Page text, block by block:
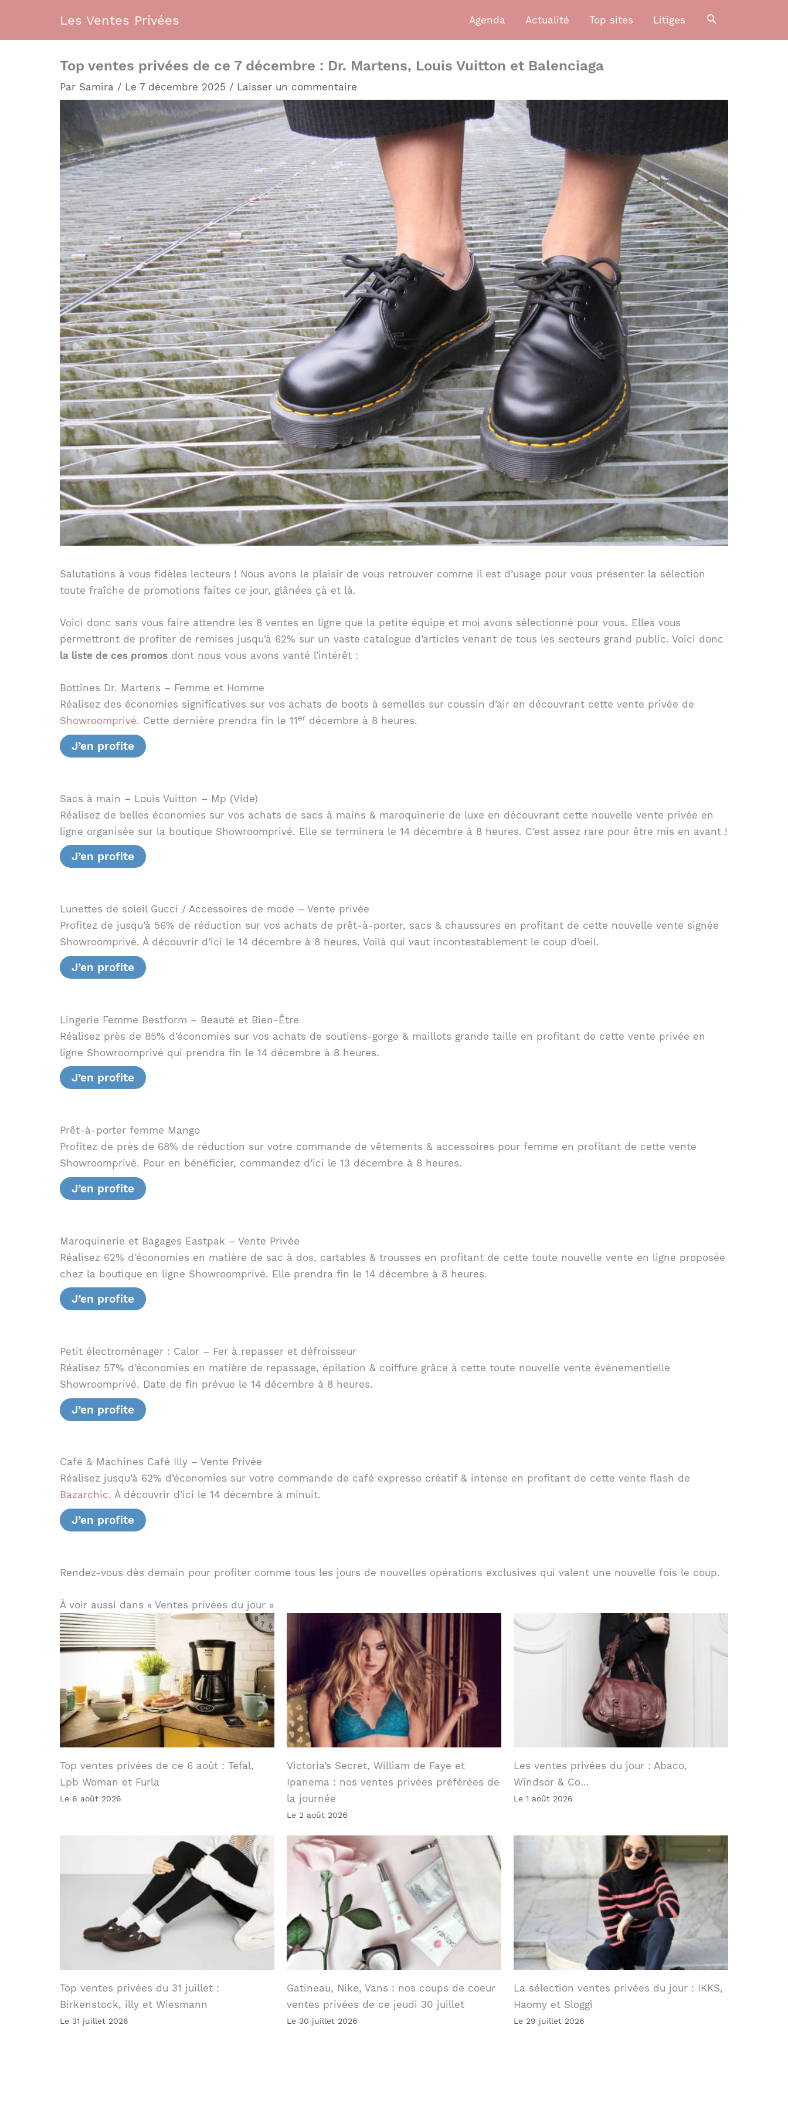
contenu
Les Ventes Privées Agenda Actualité Top sites Litiges
Top ventes privées de ce 7 décembre : Dr. Martens, Louis Vuitton et Balenciaga
Par Samira / Le 7 décembre 2025 / Laisser un commentaire
Salutations à vous fidèles lecteurs ! Nous avons le plaisir de vous retrouver comme il est d’usage pour vous présenter la sélection
toute fraîche de promotions faites ce jour, glânées çà et là.
Voici donc sans vous faire attendre les 8 ventes en ligne que la petite équipe et moi avons sélectionné pour vous. Elles vous
permettront de profiter de remises jusqu’à 62% sur un vaste catalogue d’articles venant de tous les secteurs grand public. Voici donc
la liste de ces promos dont nous vous avons vanté l’intérêt :
Bottines Dr. Martens – Femme et Homme
Réalisez des économies significatives sur vos achats de boots à semelles sur coussin d’air en découvrant cette vente privée de
Showroomprivé. Cette dernière prendra fin le 11er décembre à 8 heures.
J’en profite
Sacs à main – Louis Vuitton – Mp (Vide)
Réalisez de belles économies sur vos achats de sacs à mains & maroquinerie de luxe en découvrant cette nouvelle vente privée en
ligne organisée sur la boutique Showroomprivé. Elle se terminera le 14 décembre à 8 heures. C’est assez rare pour être mis en avant !
J’en profite
Lunettes de soleil Gucci / Accessoires de mode – Vente privée
Profitez de jusqu’à 56% de réduction sur vos achats de prêt-à-porter, sacs & chaussures en profitant de cette nouvelle vente signée
Showroomprivé. À découvrir d’ici le 14 décembre à 8 heures. Voilà qui vaut incontestablement le coup d’oeil.
J’en profite
Lingerie Femme Bestform – Beauté et Bien-Être
Réalisez près de 85% d’économies sur vos achats de soutiens-gorge & maillots grande taille en profitant de cette vente privée en
ligne Showroomprivé qui prendra fin le 14 décembre à 8 heures.
J’en profite
Prêt-à-porter femme Mango
Profitez de près de 68% de réduction sur votre commande de vêtements & accessoires pour femme en profitant de cette vente
Showroomprivé. Pour en bénéficier, commandez d’ici le 13 décembre à 8 heures.
J’en profite
Maroquinerie et Bagages Eastpak – Vente Privée
Réalisez 62% d’économies en matière de sac à dos, cartables & trousses en profitant de cette toute nouvelle vente en ligne proposée
chez la boutique en ligne Showroomprivé. Elle prendra fin le 14 décembre à 8 heures.
J’en profite
Petit électroménager : Calor – Fer à repasser et défroisseur
Réalisez 57% d’économies en matière de repassage, épilation & coiffure grâce à cette toute nouvelle vente événementielle
Showroomprivé. Date de fin prévue le 14 décembre à 8 heures.
J’en profite
Café & Machines Café Illy – Vente Privée
Réalisez jusqu’à 62% d’économies sur votre commande de café expresso créatif & intense en profitant de cette vente flash de
Bazarchic. À découvrir d’ici le 14 décembre à minuit.
J’en profite
Rendez-vous dès demain pour profiter comme tous les jours de nouvelles opérations exclusives qui valent une nouvelle fois le coup.
À voir aussi dans « Ventes privées du jour »
Top ventes privées de ce 6 août : Tefal,
Lpb Woman et Furla
Le 6 août 2026
Victoria’s Secret, William de Faye et
Ipanema : nos ventes privées préférées de
la journée
Le 2 août 2026
Les ventes privées du jour : Abaco,
Windsor & Co…
Le 1 août 2026
Top ventes privées du 31 juillet :
Birkenstock, illy et Wiesmann
Le 31 juillet 2026
Gatineau, Nike, Vans : nos coups de coeur
ventes privées de ce jeudi 30 juillet
Le 30 juillet 2026
La sélection ventes privées du jour : IKKS,
Haomy et Sloggi
Le 29 juillet 2026